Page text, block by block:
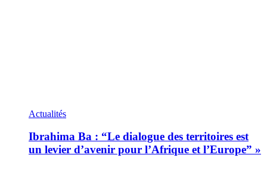
Actualités
Ibrahima Ba : “Le dialogue des territoires est
un levier d’avenir pour l’Afrique et l’Europe” »